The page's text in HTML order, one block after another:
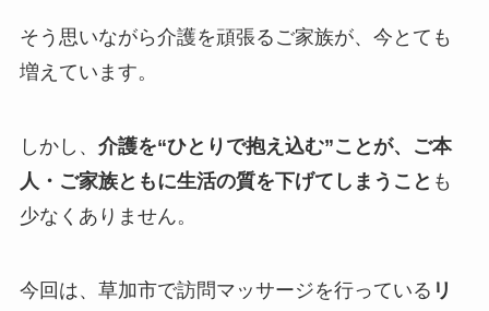
そう思いながら介護を頑張るご家族が、今とても
増えています。
しかし、 介護を“ひとりで抱え込む”ことが、ご本
人・ご家族ともに生活の質を下げてしまうこと も
少なくありません。
今回は、草加市で訪問マッサージを行っている リ